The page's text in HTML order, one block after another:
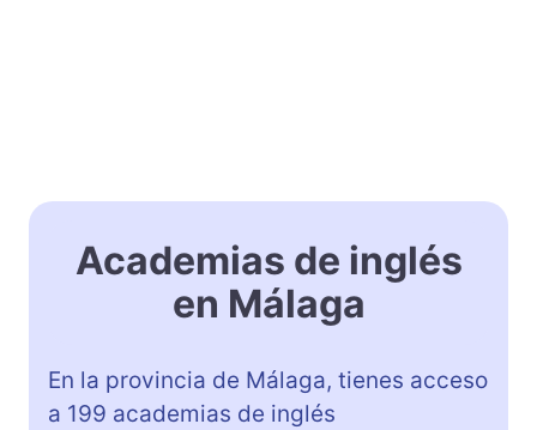
Academias de inglés
en Málaga
En la provincia de Málaga, tienes acceso
a 199 academias de inglés